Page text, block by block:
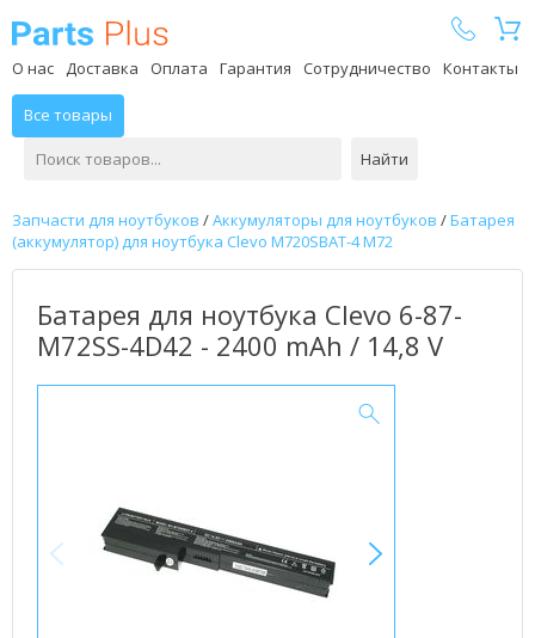
О нас Доставка Оплата Гарантия Сотрудничество Контакты
Все товары
Найти
Запчасти для ноутбуков /Аккумуляторы для ноутбуков /Батарея
(аккумулятор) для ноутбука Clevo M720SBAT-4 M72
Батарея для ноутбука Clevo 6-87-
M72SS-4D42 - 2400 mAh / 14,8 V